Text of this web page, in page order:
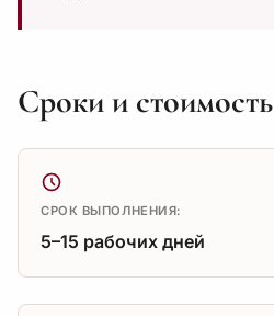
Сроки и стоимость
СРОК ВЫПОЛНЕНИЯ:
5–15 рабочих дней